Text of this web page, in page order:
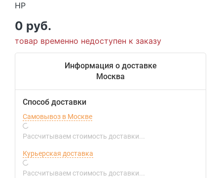
HP
0 руб.
товар временно недоступен к заказу
Информация о доставке
Москва
Способ доставки
Самовывоз в Москве
Рассчитываем стоимость доставки...
Курьерская доставка
Рассчитываем стоимость доставки...